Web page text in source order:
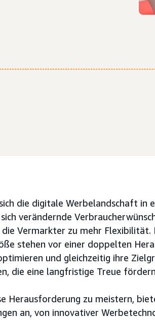
die digitale Werbelandschaft in
verändernde
Vermarkter zu mehr Flexibilität.
stehen vor einer doppelten
und gleichzeitig ihre
die eine langfristige Treue
Herausforderung zu meistern,
an, von innovativer